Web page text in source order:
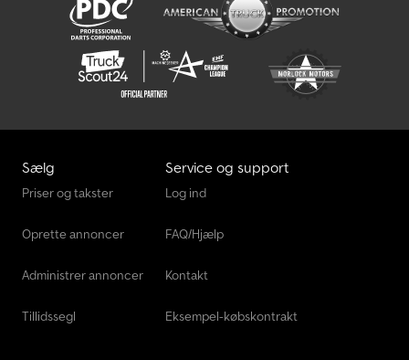
Sælg
Priser og takster
Oprette annoncer
Administrer annoncer
Tillidssegl
Service og support
Log ind
FAQ/Hjælp
Kontakt
Eksempel-købskontrakt